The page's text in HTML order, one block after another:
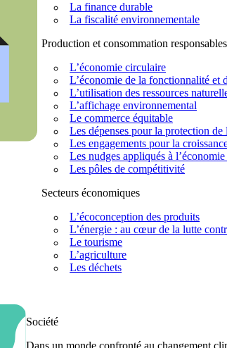
La finance durable
La fiscalité environnementale
Production et consommation responsables
L’économie circulaire
L’économie de la fonctionnalité et
L’utilisation des ressources
L’affichage environnemental
Le commerce équitable
Les dépenses pour la protection de
Les engagements pour la
Les nudges appliqués à
Les pôles de compétitivité
Secteurs économiques
L’écoconception des produits
L’énergie : au cœur de la lutte
Le tourisme
L’agriculture
Les déchets
Société
Dans un monde confronté au changement